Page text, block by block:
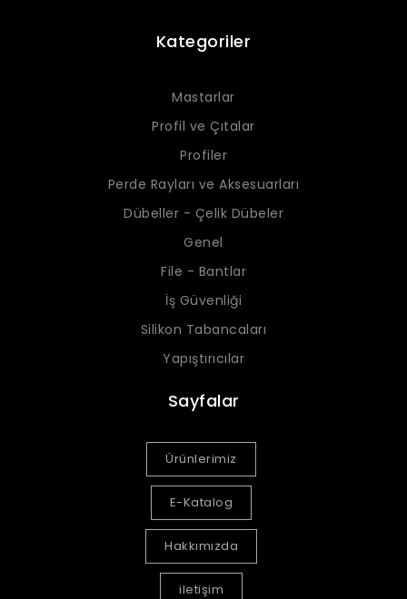
Kategoriler
Mastarlar
Profil ve Çıtalar
Profiler
Perde Rayları ve Aksesuarları
Dübeller - Çelik Dübeler
Genel
File - Bantlar
İş Güvenliği
Silikon Tabancaları
Yapıştırıcılar
Sayfalar
Ürünlerimiz
E-Katalog
Hakkımızda
iletişim